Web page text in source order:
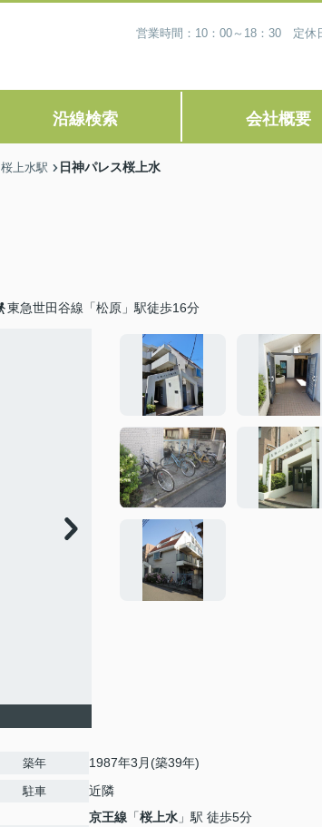
営業時間：10：00～18：30 定休
沿線検索 会社概要
桜上水駅 日神パレス桜上水
東急世田谷線「松原」駅徒歩16分
築年 1987年3月(築39年)
駐車 近隣
京王線 「桜上水 」駅 徒歩5分